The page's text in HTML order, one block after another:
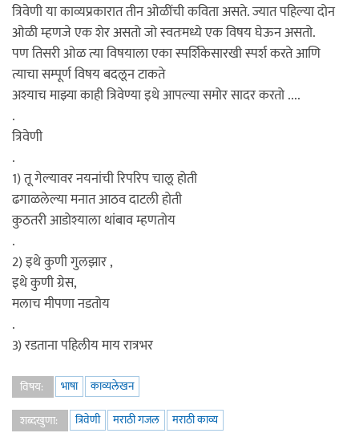
त्रिवेणी या काव्यप्रकारात तीन ओळींची कविता असते. ज्यात पहिल्या दोन
ओळी म्हणजे एक शेर असतो जो स्वतःमध्ये एक विषय घेऊन असतो.
पण तिसरी ओळ त्या विषयाला एका स्पर्शिकेसारखी स्पर्श करते आणि
त्याचा सम्पूर्ण विषय बदलून टाकते
अश्याच माझ्या काही त्रिवेण्या इथे आपल्या समोर सादर करतो ....
.
त्रिवेणी
.
1) तू गेल्यावर नयनांची रिपरिप चालू होती
ढगाळलेल्या मनात आठव दाटली होती
कुठतरी आडोश्याला थांबाव म्हणतोय
.
2) इथे कुणी गुलझार ,
इथे कुणी ग्रेस,
मलाच मीपणा नडतोय
.
3) रडताना पहिलीय माय रात्रभर
विषय: भाषा
काव्यलेखन
शब्दखुणा:
त्रिवेणी मराठी गजल मराठी काव्य